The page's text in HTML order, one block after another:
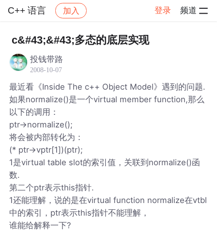
C++ 语言 加入 登录 频道
社区 C++ 语言 帖子详情
c&#43;&#43;多态的底层实现
投钱带路
2008-10-07
最近看《Inside The c++ Object Model》遇到的问题.
如果normalize()是一个virtual member function,那么
以下的调用：
ptr->normalize();
将会被内部转化为：
(* ptr->vptr[1])(ptr);
1是virtual table slot的索引值，关联到normalize()函
数.
第二个ptr表示this指针.
1还能理解，说的是在virtual function normalize在vtbl
中的索引，ptr表示this指针不能理解，
谁能给解释一下?